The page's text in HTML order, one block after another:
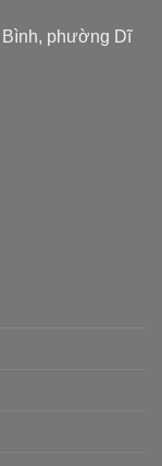
Bình, phường Dĩ